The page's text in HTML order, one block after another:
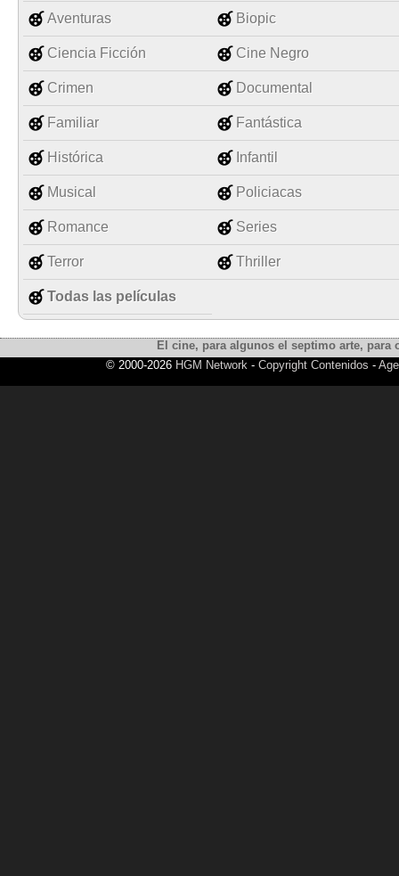
Aventuras Biopic
Ciencia Ficción Cine Negro
Crimen Documental
Familiar Fantástica
Histórica Infantil
Musical Policiacas
Romance Series
Terror Thriller
Todas las películas
El cine, para algunos el septimo arte,
© 2000-2026 HGM Network- Copyright Contenidos -